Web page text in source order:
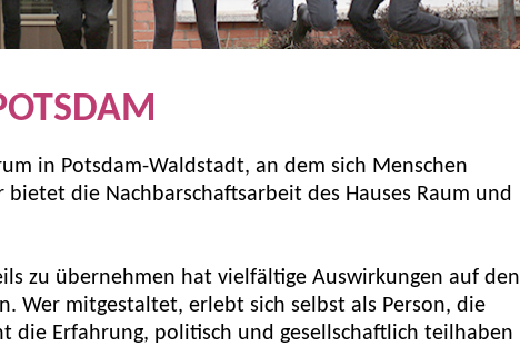
in Potsdam-Waldstadt, an dem sich Menschen
die Nachbarschaftsarbeit des Hauses Raum und
zu übernehmen hat vielfältige Auswirkungen auf den
Wer mitgestaltet, erlebt sich selbst als Person, die
die Erfahrung, politisch und gesellschaftlich teilhaben